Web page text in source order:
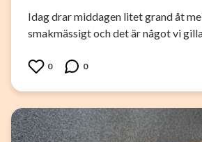
Idag drar middagen litet grand åt
smakmässigt och det är något vi
0 0